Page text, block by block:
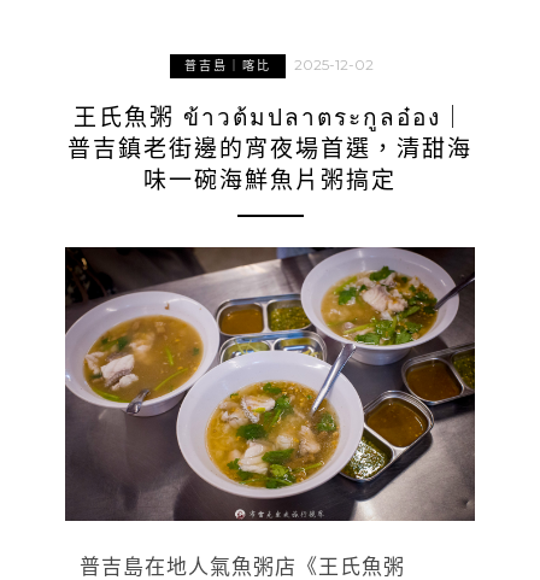
普吉島｜喀比 2025-12-02
王氏魚粥 ข้าวต้มปลาตระกูลอ๋อง｜
普吉鎮老街邊的宵夜場首選，清甜海
味一碗海鮮魚片粥搞定
普吉島在地人氣魚粥店《王氏魚粥